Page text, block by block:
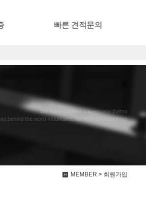
빠른 견적문의
We have created a awesome theme
the word mountains, far from the countries
MEMBER > 회원가입